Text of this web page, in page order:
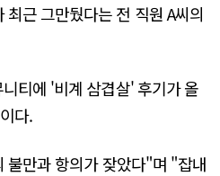
근 그만뒀다는 전 직원 A씨의
티에 '비계 삼겹살' 후기가 올
다.
불만과 항의가 잦았다"며 "잡내